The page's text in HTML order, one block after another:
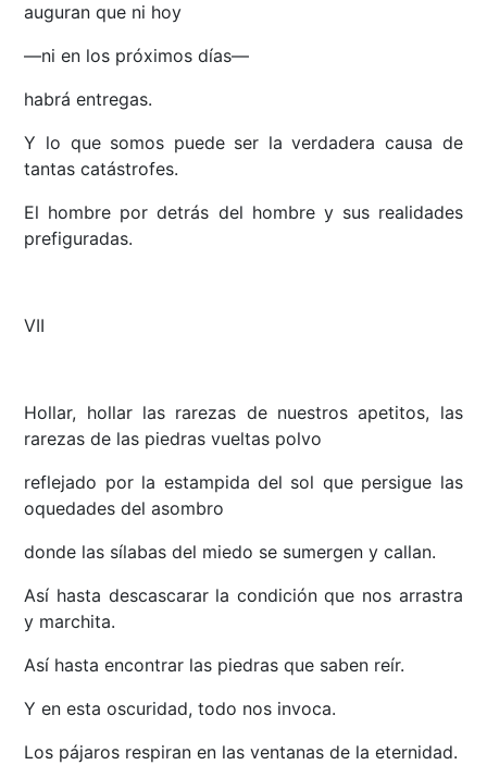
auguran que ni hoy
—ni en los próximos días—
habrá entregas.
Y lo que somos puede ser la verdadera causa de
tantas catástrofes.
El hombre por detrás del hombre y sus realidades
prefiguradas.
VII
Hollar, hollar las rarezas de nuestros apetitos, las
rarezas de las piedras vueltas polvo
reflejado por la estampida del sol que persigue las
oquedades del asombro
donde las sílabas del miedo se sumergen y callan.
Así hasta descascarar la condición que nos arrastra
y marchita.
Así hasta encontrar las piedras que saben reír.
Y en esta oscuridad, todo nos invoca.
Los pájaros respiran en las ventanas de la eternidad.